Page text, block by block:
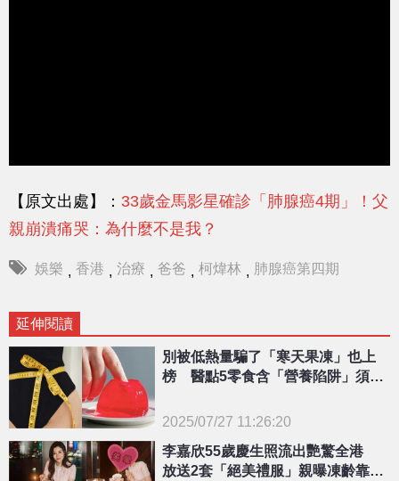
【原文出處】： 33歲金馬影星確診「肺腺癌4期」！父
親崩潰痛哭：為什麼不是我？
娛樂 , 香港 , 治療 , 爸爸 , 柯煒林 , 肺腺癌第四期
延伸閱讀
{PLAYICON}
別被低熱量騙了「寒天果凍」也上
榜 醫點5零食含「營養陷阱」須注
2025/07/27 11:26:20
李嘉欣55歲慶生照流出艷驚全港
放送2套「絕美禮服」親曝凍齡靠1